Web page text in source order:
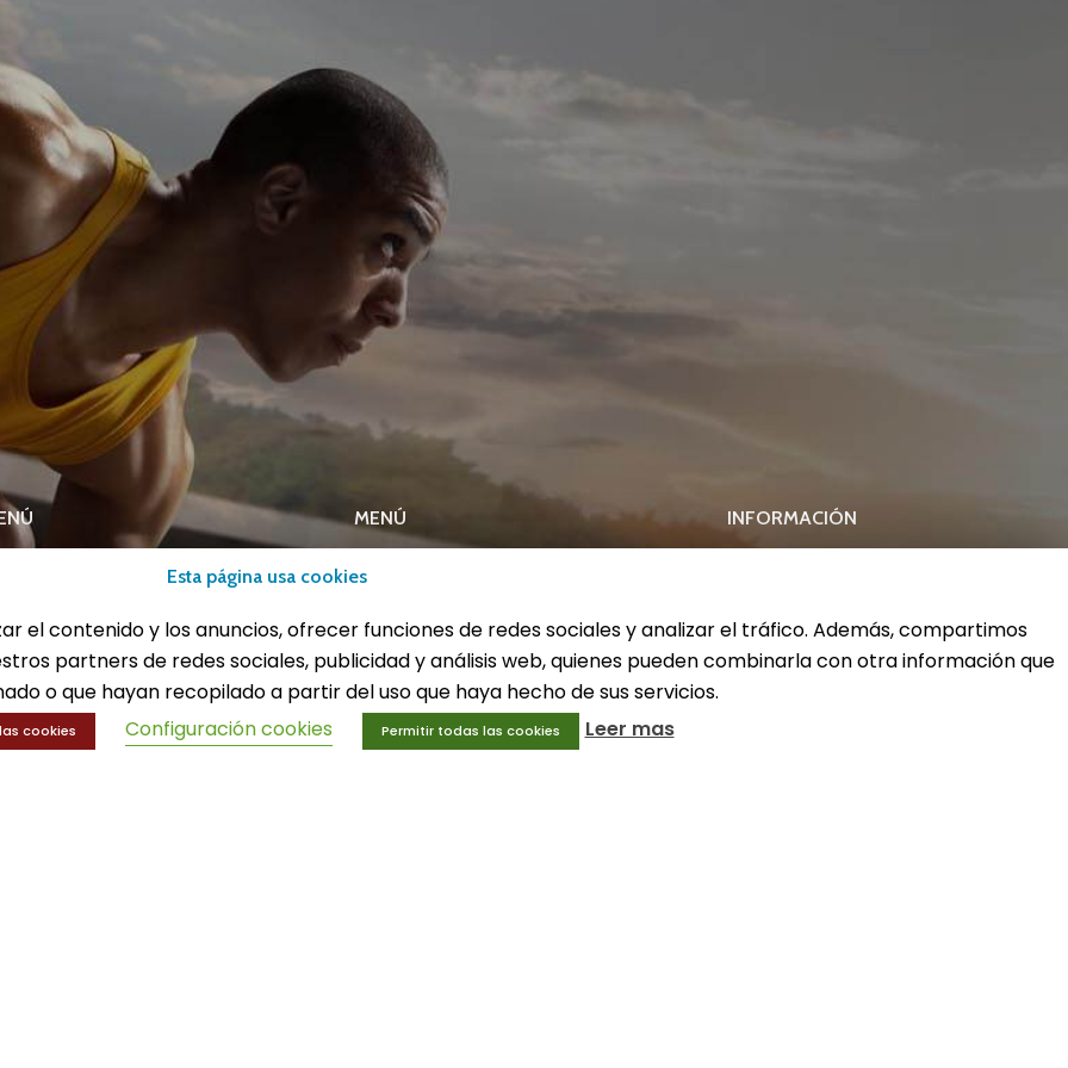
física
y educación física
MENÚ
Equipamiento deportivo
Innovaciones
Ofertas
Trofeos y medallas
INFORMACIÓN
Política de privacidad
Política de cookies
Esta página usa cookies
el contenido y los anuncios, ofrecer funciones de redes sociales y analizar el tráfico. Además, compartimos
partners de redes sociales, publicidad y análisis web, quienes pueden combinarla con otra información que
o que hayan recopilado a partir del uso que haya hecho de sus servicios.
cookies Configuración cookies Permitir todas las cookies Leer mas